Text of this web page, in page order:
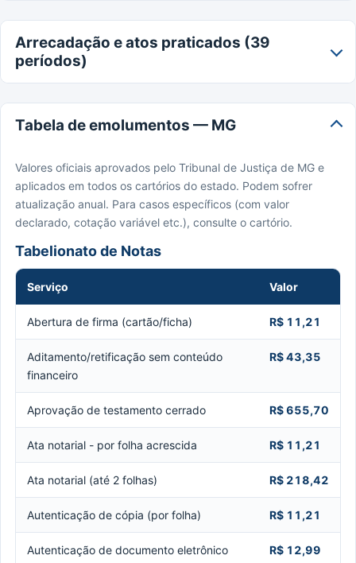
Arrecadação e atos praticados (39
períodos)
Tabela de emolumentos — MG
Valores oficiais aprovados pelo Tribunal de Justiça de MG e
aplicados em todos os cartórios do estado. Podem sofrer
atualização anual. Para casos específicos (com valor
declarado, cotação variável etc.), consulte o cartório.
Tabelionato de Notas
Serviço Valor
Abertura de firma (cartão/ficha) R$ 11,21
Aditamento/retificação sem conteúdo
financeiro
R$ 43,35
Aprovação de testamento cerrado R$ 655,70
Ata notarial - por folha acrescida R$ 11,21
Ata notarial (até 2 folhas) R$ 218,42
Autenticação de cópia (por folha) R$ 11,21
Autenticação de documento eletrônico R$ 12,99